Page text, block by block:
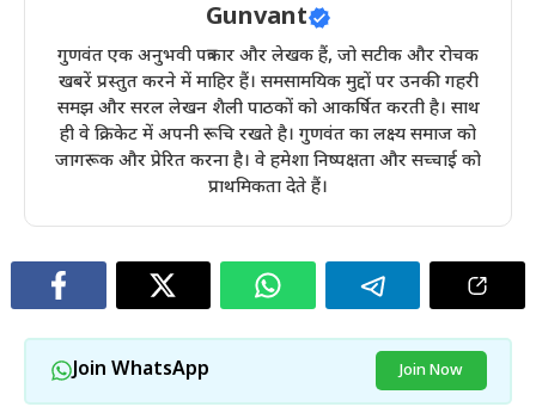
Gunvant
गुणवंत एक अनुभवी पत्रकार और लेखक हैं, जो सटीक और रोचक
खबरें प्रस्तुत करने में माहिर हैं। समसामयिक मुद्दों पर उनकी गहरी
समझ और सरल लेखन शैली पाठकों को आकर्षित करती है। साथ
ही वे क्रिकेट में अपनी रूचि रखते है। गुणवंत का लक्ष्य समाज को
जागरूक और प्रेरित करना है। वे हमेशा निष्पक्षता और सच्चाई को
प्राथमिकता देते हैं।
Join WhatsApp Join Now